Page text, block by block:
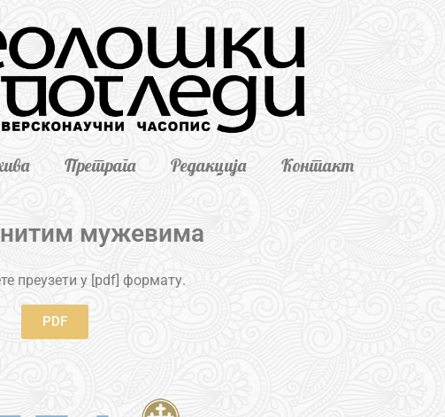
Претрага Редакција Контакт
мужевима
преузети у [pdf] формату.
PDF